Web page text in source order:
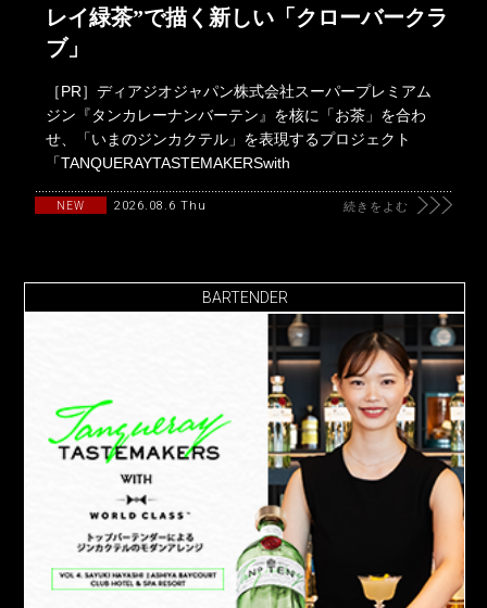
レイ緑茶”で描く新しい「クローバークラ
ブ」
［PR］ディアジオジャパン株式会社スーパープレミアム
ジン『タンカレーナンバーテン』を核に「お茶」を合わ
せ、「いまのジンカクテル」を表現するプロジェクト
「TANQUERAYTASTEMAKERSwith
NEW 2026.08.6 Thu 続きをよむ
BARTENDER